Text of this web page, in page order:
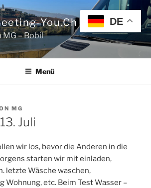
You.ch
MG – Bobil
Menü
MG
Juli
wir los, bevor die Anderen in die
starten wir mit einladen,
letzte Wäsche waschen,
Wohnung, etc. Beim Test Wasser –
DE